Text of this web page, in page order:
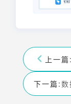
上一篇:
下一篇: